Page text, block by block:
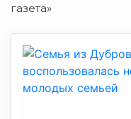
газета»